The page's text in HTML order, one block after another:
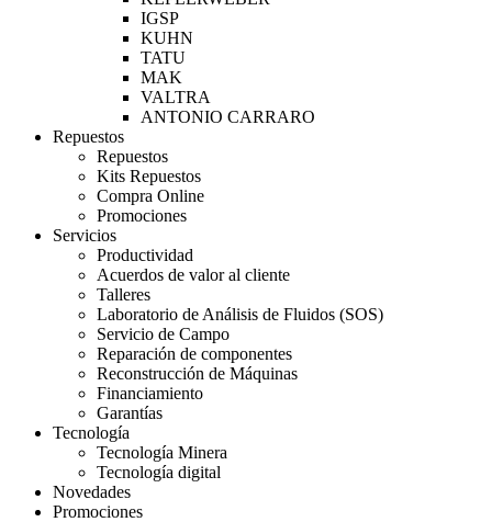
IGSP
KUHN
TATU
MAK
VALTRA
ANTONIO CARRARO
Repuestos
Repuestos
Kits Repuestos
Compra Online
Promociones
Servicios
Productividad
Acuerdos de valor al cliente
Talleres
Laboratorio de Análisis de Fluidos (SOS)
Servicio de Campo
Reparación de componentes
Reconstrucción de Máquinas
Financiamiento
Garantías
Tecnología
Tecnología Minera
Tecnología digital
Novedades
Promociones